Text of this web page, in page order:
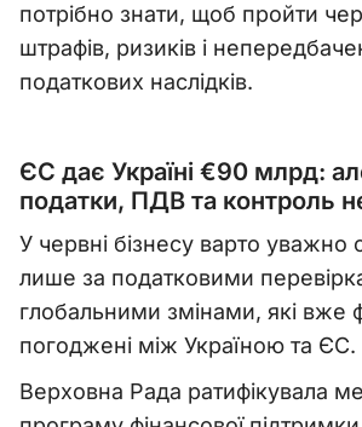
потрібно знати, щоб пройти
штрафів, ризиків і
податкових наслідків.
ЄС дає Україні €90 млрд:
податки, ПДВ та контроль
У червні бізнесу варто уважно
лише за податковими
глобальними змінами, які вже
погоджені між Україною та ЄС.
Верховна Рада ратифікувала